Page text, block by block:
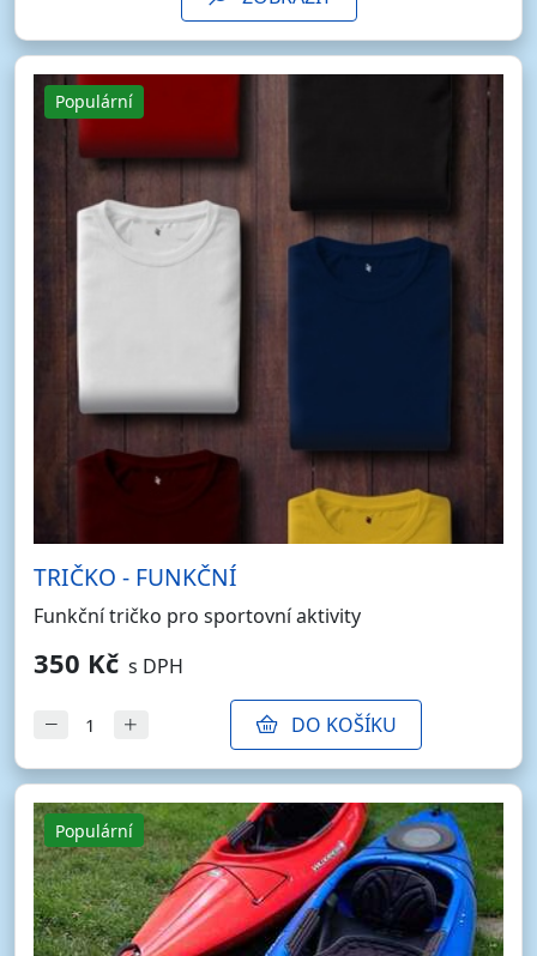
Populární
TRIČKO - FUNKČNÍ
Funkční tričko pro sportovní aktivity
350 Kč s DPH
DO KOŠÍKU
Populární